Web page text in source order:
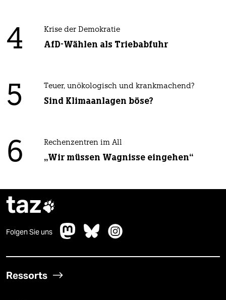
4 Krise der Demokratie
AfD-Wählen als Triebabfuhr
5 Teuer, unökologisch und krankmachend?
Sind Klimaanlagen böse?
6 Rechenzentren im All
„Wir müssen Wagnisse eingehen“
taz
Folgen Sie uns
Ressorts